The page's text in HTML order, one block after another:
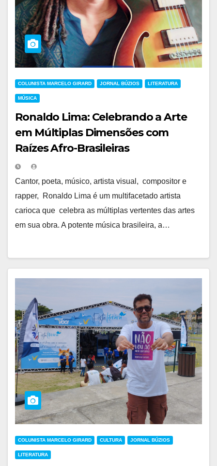
COLUNISTA MARCELO GIRARD JORNAL BÚZIOS LITERATURA
MÚSICA
Ronaldo Lima: Celebrando a Arte
em Múltiplas Dimensões com
Raízes Afro-Brasileiras
Cantor, poeta, músico, artista visual, compositor e
rapper, Ronaldo Lima é um multifacetado artista
carioca que celebra as múltiplas vertentes das artes
em sua obra. A potente música brasileira, a…
COLUNISTA MARCELO GIRARD CULTURA JORNAL BÚZIOS
LITERATURA